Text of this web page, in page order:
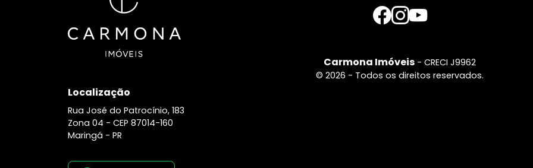
Localização
Rua José do Patrocínio, 183
Zona 04 - CEP 87014-160
Maringá - PR
Carmona Imóveis - CRECI J9962
© 2026 - Todos os direitos reservados.